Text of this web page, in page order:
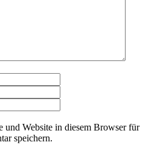
Mail-
Adresse
und Website in diesem Browser für
speichern.